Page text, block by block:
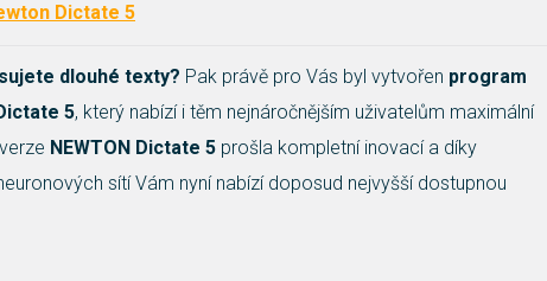
Dictate 5
dlouhé texty? Pak právě pro Vás byl vytvořen program
5, který nabízí i těm nejnáročnějším uživatelům maximální
NEWTON Dictate 5 prošla kompletní inovací a díky
sítí Vám nyní nabízí doposud nejvyšší dostupnou